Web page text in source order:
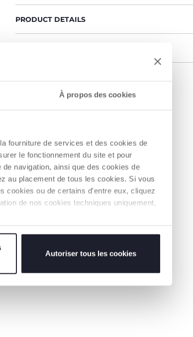
À propos des cookies
fourniture de services et des cookies de
le fonctionnement du site et pour
navigation, ainsi que des cookies de
au placement de tous les cookies. Si vous
cookies ou de certains d'entre eux, cliquez
de nos cookies techniques uniquement,
Autoriser tous les cookies
PRODUCT DETAILS
Een handelaar vinden